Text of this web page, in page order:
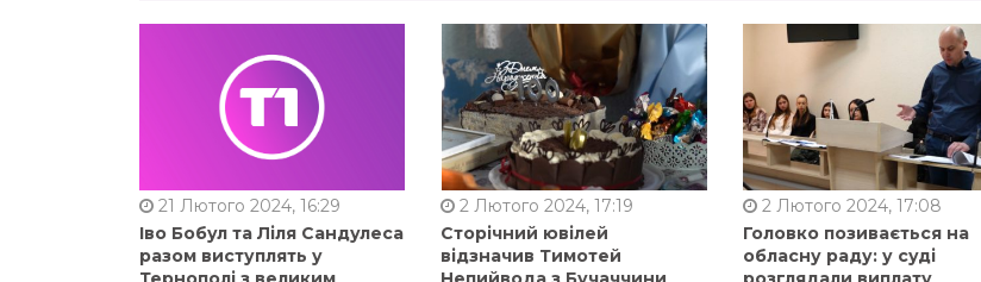
21 Лютого 2024, 16:29
Іво Бобул та Ліля Сандулеса
разом виступлять у
2 Лютого 2024, 17:19
Сторічний ювілей
відзначив Тимотей
2 Лютого 2024, 17:08
Головко позивається на
обласну раду: у суді